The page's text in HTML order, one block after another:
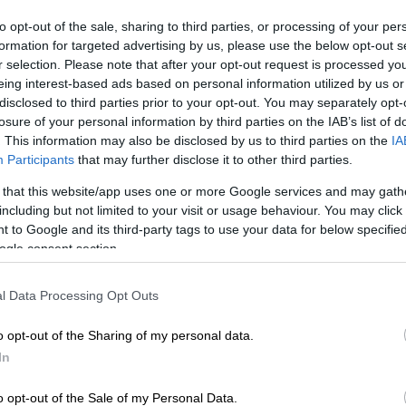
opt-out of the sale, sharing to third parties, or processing of your
for targeted advertising by us, please use the below opt-out
selection. Please note that after your opt-out request is processed
interest-based ads based on personal information utilized by us
to third parties prior to your opt-out. You may separately
of your personal information by third parties on the IAB’s list of
This information may also be disclosed by us to third parties on the
Participants that may further disclose it to other third parties.
that this website/app uses one or more Google services and may
but not limited to your visit or usage behaviour. You may
to Google and its third-party tags to use your data for below
consent section.
Data Processing Opt Outs
opt-out of the Sharing of my personal data.
opt-out of the Sale of my Personal Data.
το ΕΘΝΟΣ στη Google
Χρυσοχοΐδης